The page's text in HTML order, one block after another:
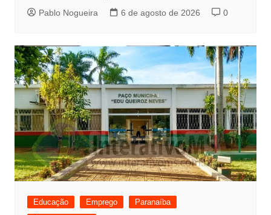
Pablo Nogueira 6 de agosto de 2026 0
Educação Emprego
Paranaíba